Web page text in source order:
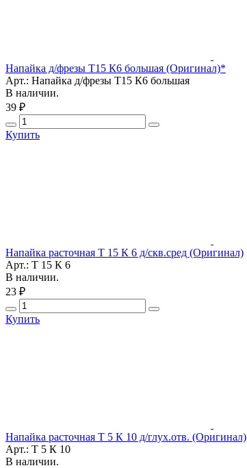
Напайка д/фрезы Т15 К6 большая (Оригинал)*
Арт.: Напайка д/фрезы Т15 К6 большая
В наличии.
39 ₽
Купить
Напайка расточная Т 15 К 6 д/скв.сред (Оригинал)
Арт.: Т 15 К 6
В наличии.
23 ₽
Купить
Напайка расточная Т 5 К 10 д/глух.отв. (Оригинал)
Арт.: Т 5 К 10
В наличии.